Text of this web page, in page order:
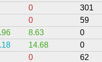
0 301
0 59
8.63 0
14.68 0
0 62